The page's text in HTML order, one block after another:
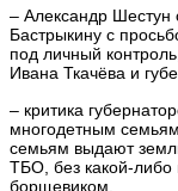
– Александр Шестун
Бастрыкину с
под личный
Ивана Ткачёва и
– критика
многодетным
семьям выдают
ТБО, без какой-
борщевиком.